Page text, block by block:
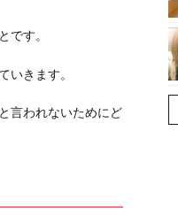
です。
いきます。
言われないためにど